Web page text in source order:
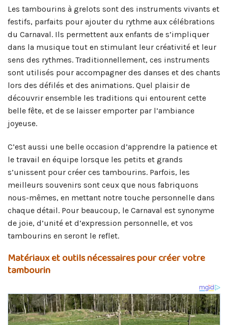
Les tambourins à grelots sont des instruments vivants et
festifs, parfaits pour ajouter du rythme aux célébrations
du Carnaval. Ils permettent aux enfants de s’impliquer
dans la musique tout en stimulant leur créativité et leur
sens des rythmes. Traditionnellement, ces instruments
sont utilisés pour accompagner des danses et des chants
lors des défilés et des animations. Quel plaisir de
découvrir ensemble les traditions qui entourent cette
belle fête, et de se laisser emporter par l’ambiance
joyeuse.
C’est aussi une belle occasion d’apprendre la patience et
le travail en équipe lorsque les petits et grands
s’unissent pour créer ces tambourins. Parfois, les
meilleurs souvenirs sont ceux que nous fabriquons
nous-mêmes, en mettant notre touche personnelle dans
chaque détail. Pour beaucoup, le Carnaval est synonyme
de joie, d’unité et d’expression personnelle, et vos
tambourins en seront le reflet.
Matériaux et outils nécessaires pour créer votre
tambourin